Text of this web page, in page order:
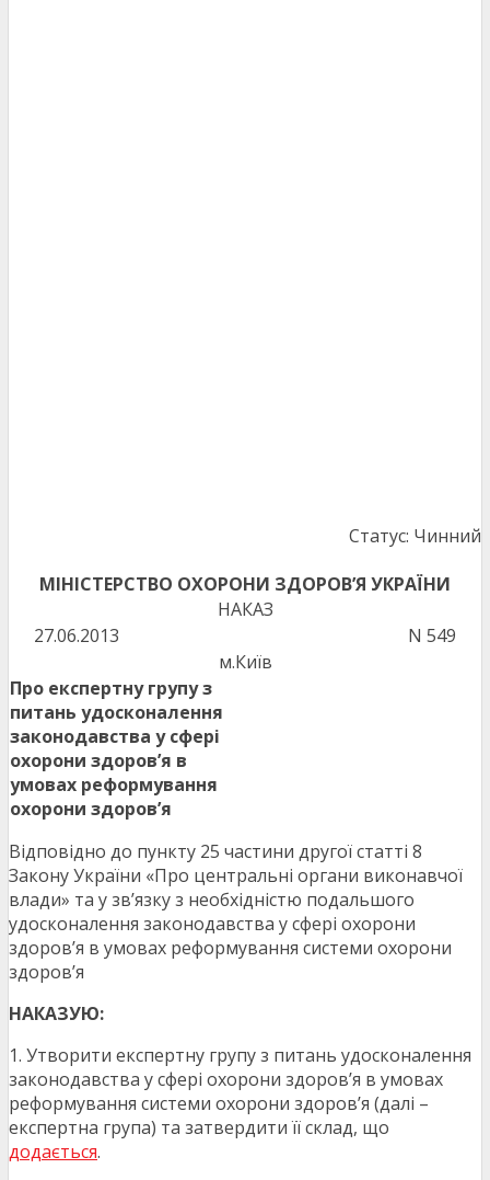
Статус: Чинний
МІНІСТЕРСТВО ОХОРОНИ ЗДОРОВ’Я УКРАЇНИ
НАКАЗ
27.06.2013
N 549
м.Київ
Про експертну групу з
питань удосконалення
законодавства у сфері
охорони здоров’я в
умовах реформування
охорони здоров’я
Відповідно до пункту 25 частини другої статті 8
Закону України «Про центральні органи виконавчої
влади» та у зв’язку з необхідністю подальшого
удосконалення законодавства у сфері охорони
здоров’я в умовах реформування системи охорони
здоров’я
НАКАЗУЮ:
1. Утворити експертну групу з питань удосконалення
законодавства у сфері охорони здоров’я в умовах
реформування системи охорони здоров’я (далі –
експертна група) та затвердити її склад, що
додається.